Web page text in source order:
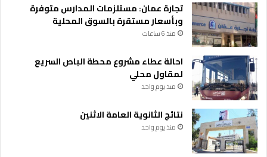
تجارة عمان: مستلزمات المدارس متوفرة
وبأسعار مستقرة بالسوق المحلية
منذ 6 ساعات
احالة عطاء مشروع محطة الباص السريع
لمقاول محلي
منذ يوم واحد
نتائج الثانوية العامة الاثنين
منذ يوم واحد